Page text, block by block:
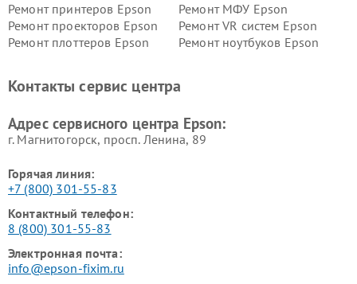
Ремонт принтеров Epson
Ремонт МФУ Epson
Ремонт проекторов Epson
Ремонт VR систем Epson
Ремонт плоттеров Epson
Ремонт ноутбуков Epson
Контакты сервис центра
Адрес сервисного центра Epson:
г. Магнитогорск, просп. Ленина, 89
Горячая линия:
+7 (800) 301-55-83
Контактный телефон:
8 (800) 301-55-83
Электронная почта:
info@epson-fixim.ru